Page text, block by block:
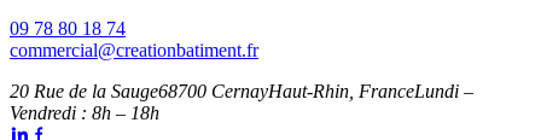
09 78 80 18 74
commercial@creationbatiment.fr
20 Rue de la Sauge68700 CernayHaut-Rhin, FranceLundi –
Vendredi : 8h – 18h